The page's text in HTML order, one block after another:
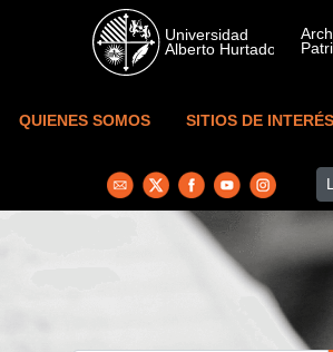
Skip to main content
QUIENES SOMOS SITIOS DE INTERÉS